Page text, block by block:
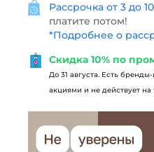
Рассрочка от 3 до
платите потом!
*Подробнее о
Скидка 10% по
До 31 августа. Есть
акциями и не действует на